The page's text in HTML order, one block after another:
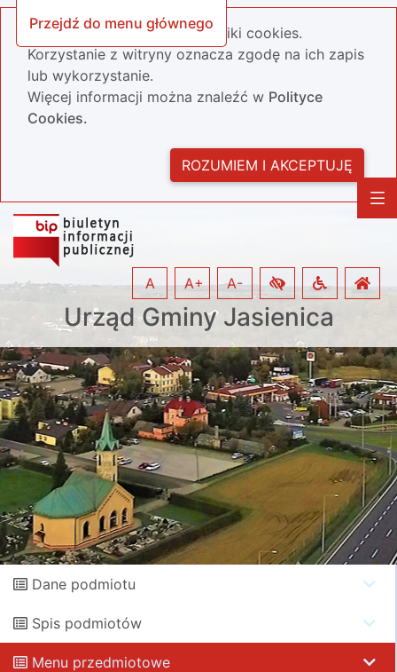
Przejdź do menu głównego
Nasza strona wykorzystuje pliki cookies.
Korzystanie z witryny oznacza zgodę na ich zapis
lub wykorzystanie.
Więcej informacji można znaleźć w Polityce
Cookies.
ROZUMIEM I AKCEPTUJĘ
Urząd Gminy Jasienica
A A+ A-
Dane podmiotu
Spis podmiotów
Menu przedmiotowe